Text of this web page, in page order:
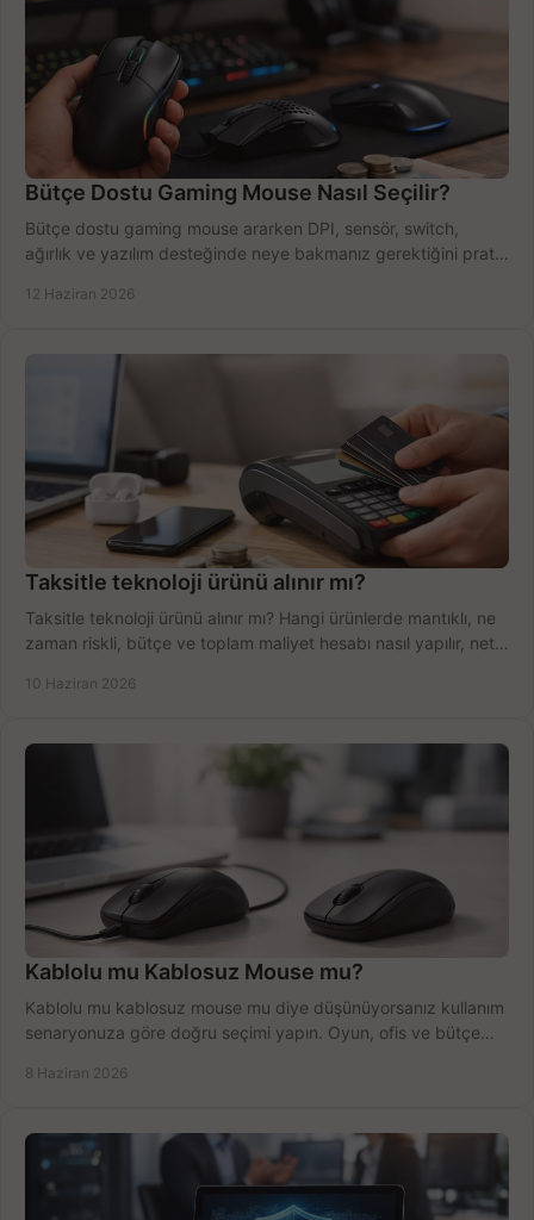
Bütçe Dostu Gaming Mouse Nasıl Seçilir?
Bütçe dostu gaming mouse ararken DPI, sensör, switch,
ağırlık ve yazılım desteğinde neye bakmanız gerektiğini pratik
12 Haziran 2026
Taksitle teknoloji ürünü alınır mı?
Taksitle teknoloji ürünü alınır mı? Hangi ürünlerde mantıklı, ne
zaman riskli, bütçe ve toplam maliyet hesabı nasıl yapılır, net
10 Haziran 2026
Kablolu mu Kablosuz Mouse mu?
Kablolu mu kablosuz mouse mu diye düşünüyorsanız kullanım
senaryonuza göre doğru seçimi yapın. Oyun, ofis ve bütçe
8 Haziran 2026